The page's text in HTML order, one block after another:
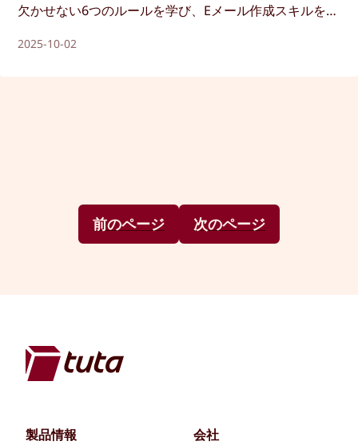
欠かせない6つのルールを学び、Eメール作成スキルを短
2025-10-02
前のページ 次のページ
製品情報
会社